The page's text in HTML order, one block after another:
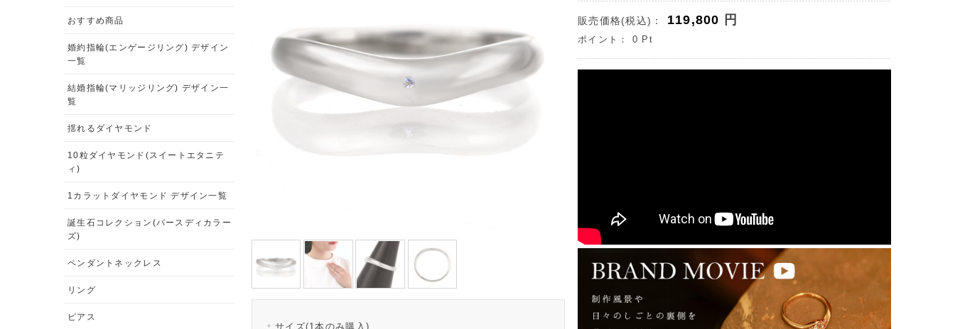
サイズ(1本のみ購入)
販売価格(税込)： 119,800 円
ポイント： 0 Pt
おすすめ商品
婚約指輪(エンゲージリング) デザイン
一覧
結婚指輪(マリッジリング) デザイン一
覧
揺れるダイヤモンド
10粒ダイヤモンド(スイートエタニテ
ィ)
1カラットダイヤモンド デザイン一覧
誕生石コレクション(バースディカラー
ズ)
ペンダントネックレス
リング
ピアス